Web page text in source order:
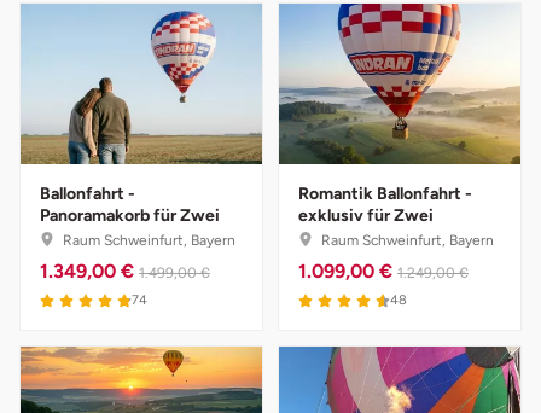
Ballonfahrt -
Panoramakorb für Zwei
Raum Schweinfurt, Bayern
1.349,00 € 1.499,00 €
74
Romantik Ballonfahrt -
exklusiv für Zwei
Raum Schweinfurt, Bayern
1.099,00 € 1.249,00 €
48